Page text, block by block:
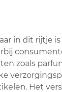
in dit rijtje is
zoals
Het